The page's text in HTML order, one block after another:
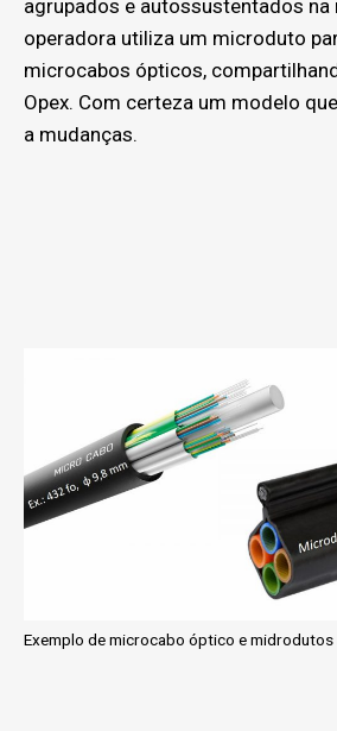
agrupados e autossustentados na
operadora utiliza um microduto
microcabos ópticos,
Opex. Com certeza um modelo
a mudanças.
Exemplo de microcabo óptico e